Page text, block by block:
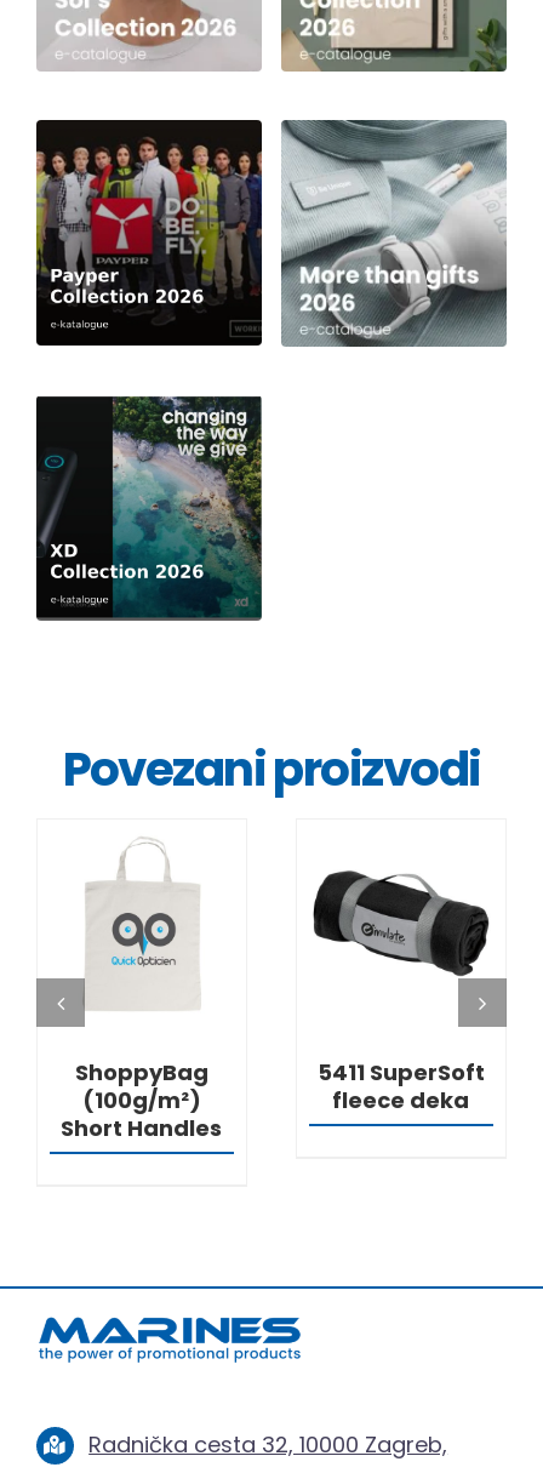
Povezani proizvodi
DETALJI
ShoppyBag
(100g/m²)
Short Handles
DETALJI
5411 SuperSoft
fleece deka
Radnička cesta 32, 10000 Zagreb,